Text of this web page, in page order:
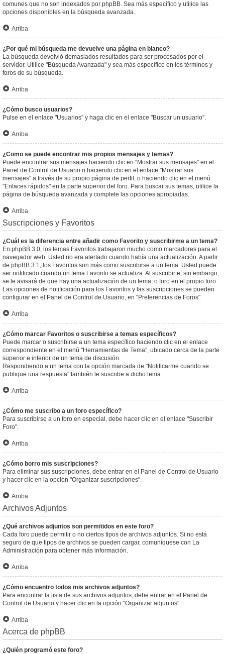
comunes que no son indexados por phpBB. Sea más específico y utilice las
opciones disponibles en la búsqueda avanzada.
Arriba
¿Por qué mi búsqueda me devuelve una página en blanco?
La búsqueda devolvió demasiados resultados para ser procesados por el
servidor. Utilice "Búsqueda Avanzada" y sea más específico en los términos y
foros de su búsqueda.
Arriba
¿Cómo busco usuarios?
Pulse en el enlace "Usuarios" y haga clic en el enlace "Buscar un usuario".
Arriba
¿Como se puede encontrar mis propios mensajes y temas?
Puede encontrar sus mensajes haciendo clic en "Mostrar sus mensajes" en el
Panel de Control de Usuario o haciendo clic en el enlace "Mostrar sus
mensajes" a través de su propio página de perfil, o haciendo clic en el menú
"Enlaces rápidos" en la parte superior del foro. Para buscar sus temas, utilice la
página de búsqueda avanzada y complete las opciones apropiadas.
Arriba
Suscripciones y Favoritos
¿Cuál es la diferencia entre añadir como Favorito y suscribirme a un tema?
En phpBB 3.0, los temas Favoritos trabajaron mucho como marcadores para el
navegador web. Usted no era alertado cuando había una actualización. A partir
de phpBB 3.1, los Favoritos son más como suscribirse a un tema. Usted puede
ser notificado cuando un tema Favorito se actualiza. Al suscribirte, sin embargo,
se le avisará de que hay una actualización de un tema, o foro en el propio foro.
Las opciones de notificación para los Favoritos y las suscripciones se pueden
configurar en el Panel de Control de Usuario, en "Preferencias de Foros".
Arriba
¿Cómo marcar Favoritos o suscribirse a temas específicos?
Puede marcar o suscribirse a un tema específico haciendo clic en el enlace
correspondiente en el menú "Herramientas de Tema", ubicado cerca de la parte
superior e inferior de un tema de discusión.
Respondiendo a un tema con la opción marcada de "Notificarme cuando se
publique una respuesta" también le suscribe a dicho tema.
Arriba
¿Cómo me suscribo a un foro específico?
Para suscribirse a un foro en especial, debe hacer clic en el enlace "Suscribir
Foro".
Arriba
¿Cómo borro mis suscripciones?
Para eliminar sus suscripciones, debe entrar en el Panel de Control de Usuario
y hacer clic en la opción "Organizar suscripciones".
Arriba
Archivos Adjuntos
¿Qué archivos adjuntos son permitidos en este foro?
Cada foro puede permitir o no ciertos tipos de archivos adjuntos. Si no está
seguro de que tipos de archivos se pueden cargar, comuníquese con La
Administración para obtener más información.
Arriba
¿Cómo encuentro todos mis archivos adjuntos?
Para encontrar la lista de sus archivos adjuntos, debe entrar en el Panel de
Control de Usuario y hacer clic en la opción "Organizar adjuntos".
Arriba
Acerca de phpBB
¿Quién programó este foro?